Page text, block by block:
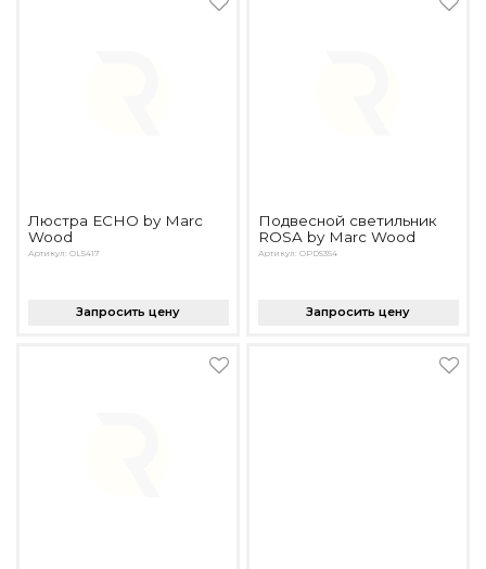
Люстра ECHO by Marc
Wood
Артикул: OL5417
Запросить цену
Подвесной светильник
ROSA by Marc Wood
Артикул: OPD5354
Запросить цену